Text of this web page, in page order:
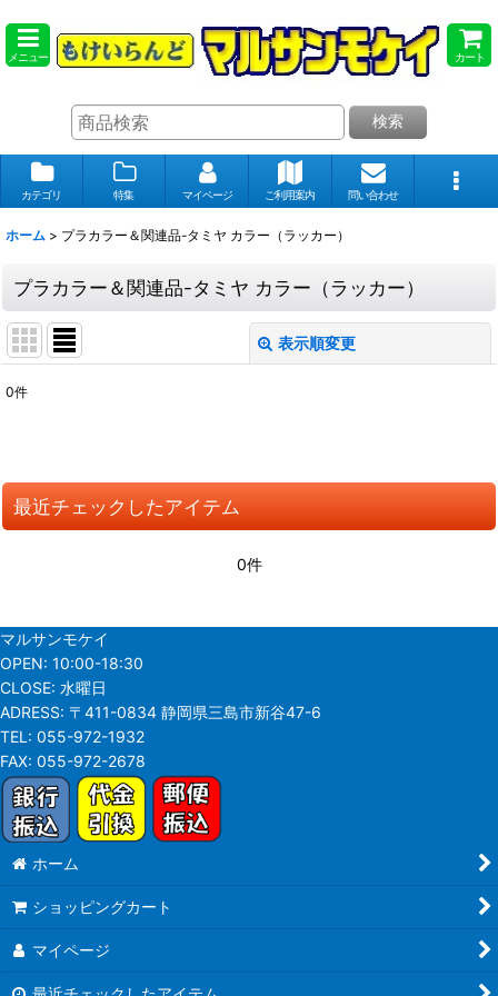
メニュー カート
検索
カテゴリ 特集 マイページ ご利用案内 問い合わせ
ホーム > プラカラー＆関連品-タミヤ カラー（ラッカー）
プラカラー＆関連品-タミヤ カラー（ラッカー）
表示順変更
並び順:
絞り込む
0件
最近チェックしたアイテム
0件
マルサンモケイ
OPEN: 10:00-18:30
CLOSE: 水曜日
ADRESS: 〒411-0834 静岡県三島市新谷47-6
TEL: 055-972-1932
FAX: 055-972-2678
ホーム
ショッピングカート
マイページ